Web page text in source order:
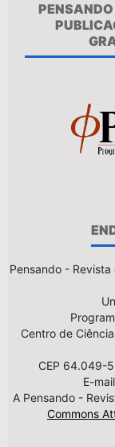
Pensando - Revista
Centro de
CEP 64.049-
E-
A Pensando -
Commons